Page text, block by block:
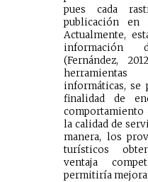
pues cada
publicación en
Actualmente,
información
(Fernández,
informáticas, se
finalidad de
comportamiento
la calidad de
manera, los
turísticos
ventaja
permitiría